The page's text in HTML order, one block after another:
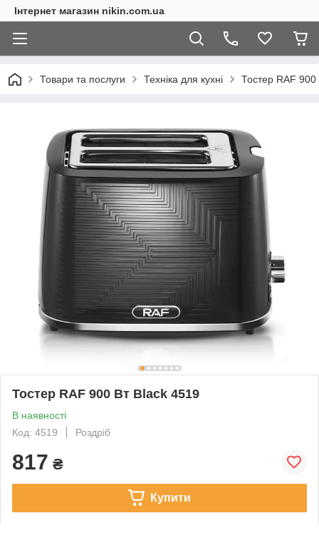
Інтернет магазин nikin.com.ua
Товари та послуги Техніка для кухні Тостер RAF
Тостер RAF 900 Вт Black 4519
В наявності
Код: 4519
Роздріб
817 ₴
Купити